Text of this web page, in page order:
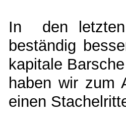
In den letzten
beständig
kapitale
haben wir zum
einen